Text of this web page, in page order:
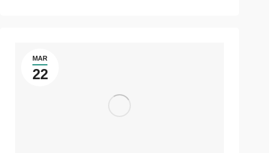
MAR
22